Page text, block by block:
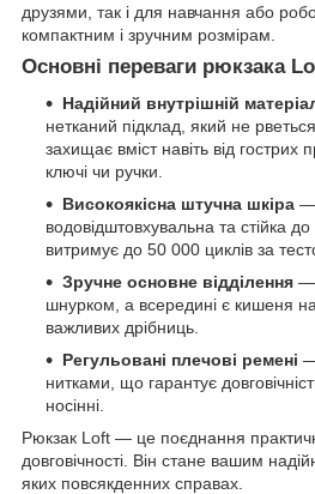
друзями, так і для навчання або
компактним і зручним розмірам.
Основні переваги рюкзака
Надійний внутрішній
нетканий підклад, який не рветься
захищає вміст навіть від гострих
ключі чи ручки.
Високоякісна штучна шкіра —
водовідштовхувальна та стійка
витримує до 50 000 циклів за
Зручне основне відділення —
шнурком, а всередині є кишеня
важливих дрібниць.
Регульовані плечові ремені
нитками, що гарантує
носінні.
Рюкзак Loft — це поєднання
довговічності. Він стане вашим
яких повсякденних справах.